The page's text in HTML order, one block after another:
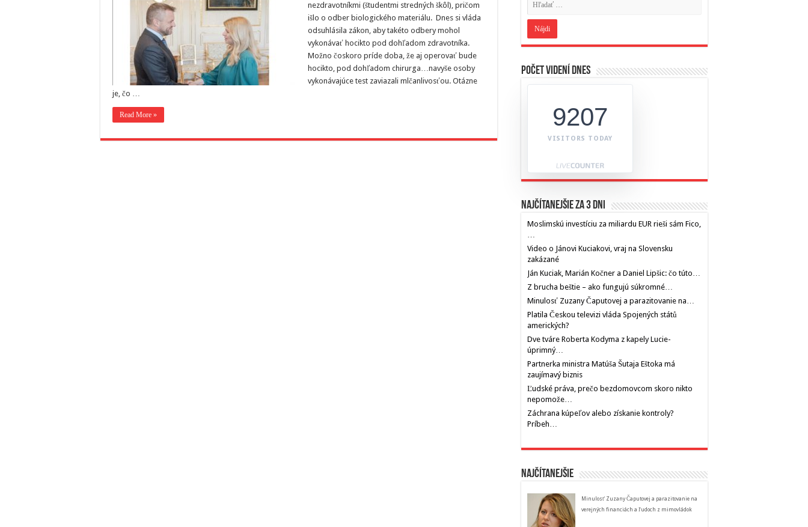
nezdravotníkmi (študentmi stredných škôl), pričom
išlo o odber biologického materiálu. Dnes si vláda
odsuhlásila zákon, aby takéto odbery mohol
vykonávať hocikto pod dohľadom zdravotníka.
Možno čoskoro príde doba, že aj operovať bude
hocikto, pod dohľadom chirurga…navyše osoby
vykonávajúce test zaviazali mlčanlivosťou. Otázne
je, čo …
Read More »
Počet videní dnes
9207
VISITORS TODAY
Najčítanejšie za 3 dni
Moslimskú investíciu za miliardu EUR rieši sám Fico,
…
Video o Jánovi Kuciakovi, vraj na Slovensku
zakázané
Ján Kuciak, Marián Kočner a Daniel Lipšic: čo túto…
Z brucha beštie – ako fungujú súkromné…
Minulosť Zuzany Čaputovej a parazitovanie na…
Platila Českou televizi vláda Spojených států
amerických?
Dve tváre Roberta Kodyma z kapely Lucie-
úprimný…
Partnerka ministra Matúša Šutaja Eštoka má
zaujímavý biznis
Ľudské práva, prečo bezdomovcom skoro nikto
nepomože…
Záchrana kúpeľov alebo získanie kontroly?
Príbeh…
Najčítanejšie
Minulosť Zuzany Čaputovej a parazitovanie na
verejných financiách a ľudoch z mimovládok